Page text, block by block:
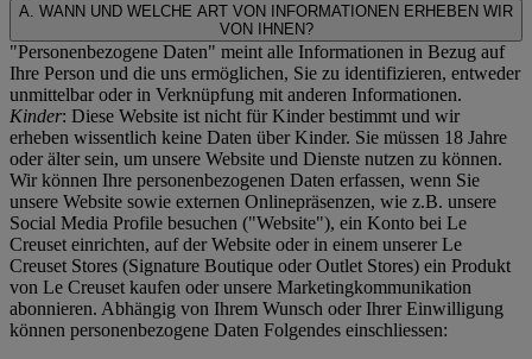
A. WANN UND WELCHE ART VON INFORMATIONEN ERHEBEN WIR
VON IHNEN?
"Personenbezogene Daten" meint alle Informationen in Bezug auf
Ihre Person und die uns ermöglichen, Sie zu identifizieren, entweder
unmittelbar oder in Verknüpfung mit anderen Informationen.
Kinder: Diese Website ist nicht für Kinder bestimmt und wir
erheben wissentlich keine Daten über Kinder. Sie müssen 18 Jahre
oder älter sein, um unsere Website und Dienste nutzen zu können.
Wir können Ihre personenbezogenen Daten erfassen, wenn Sie
unsere Website sowie externen Onlinepräsenzen, wie z.B. unsere
Social Media Profile besuchen ("Website"), ein Konto bei Le
Creuset einrichten, auf der Website oder in einem unserer Le
Creuset Stores (Signature Boutique oder Outlet Stores) ein Produkt
von Le Creuset kaufen oder unsere Marketingkommunikation
abonnieren. Abhängig von Ihrem Wunsch oder Ihrer Einwilligung
können personenbezogene Daten Folgendes einschliessen: